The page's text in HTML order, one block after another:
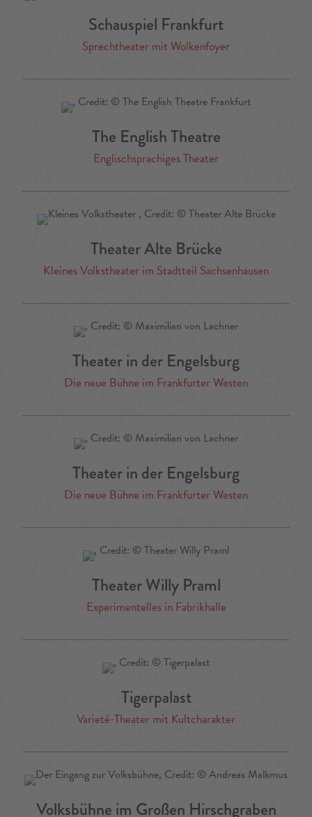
Schauspiel Frankfurt
Sprechtheater mit Wolkenfoyer
The English Theatre
Englischsprachiges Theater
Theater Alte Brücke
Kleines Volkstheater im Stadtteil Sachsenhausen
Theater in der Engelsburg
Die neue Bühne im Frankfurter Westen
Theater in der Engelsburg
Die neue Bühne im Frankfurter Westen
Theater Willy Praml
Experimentelles in Fabrikhalle
Tigerpalast
Varieté-Theater mit Kultcharakter
Volksbühne im Großen Hirschgraben